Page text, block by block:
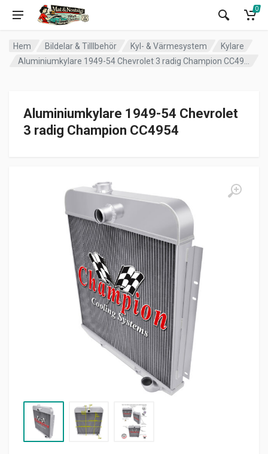
0
Hem Bildelar & Tilllbehör Kyl- & Värmesystem
Kylare
Aluminiumkylare 1949-54 Chevrolet
3 radig Champion CC4954